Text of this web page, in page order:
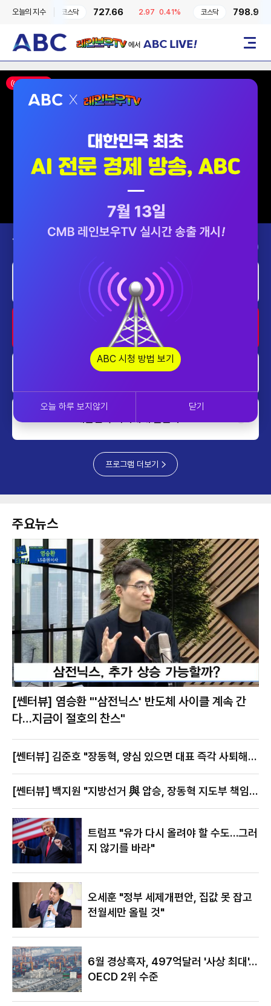
오늘의 지수
-4.28% 코스닥 727.66 2.97 0.41% 코스닥 798.9
레인보우TV에서 ABC LIVE! 메뉴
ON AIR
Today’s Program 2026-08-06 (목)
프라임 5 (Prime 5)
대한민국 리더에게 묻는다
투데이 업&다운
프로그램 더보기
주요뉴스
[쎈터뷰] 염승환 "'삼전닉스' 반도체 사이클 계속 간
다…지금이 절호의 찬스"
[쎈터뷰] 김준호 "장동혁, 양심 있으면 대표 즉각 사퇴해
야"
[쎈터뷰] 백지원 "지방선거 與 압승, 장동혁 지도부 책임
있어"
트럼프 "유가 다시 올려야 할 수도…그러
지 않기를 바라"
오세훈 "정부 세제개편안, 집값 못 잡고
전월세만 올릴 것"
6월 경상흑자, 497억달러 '사상 최대'…
OECD 2위 수준
ABC 시청 방법 보기
오늘 하루 보지않기 닫기